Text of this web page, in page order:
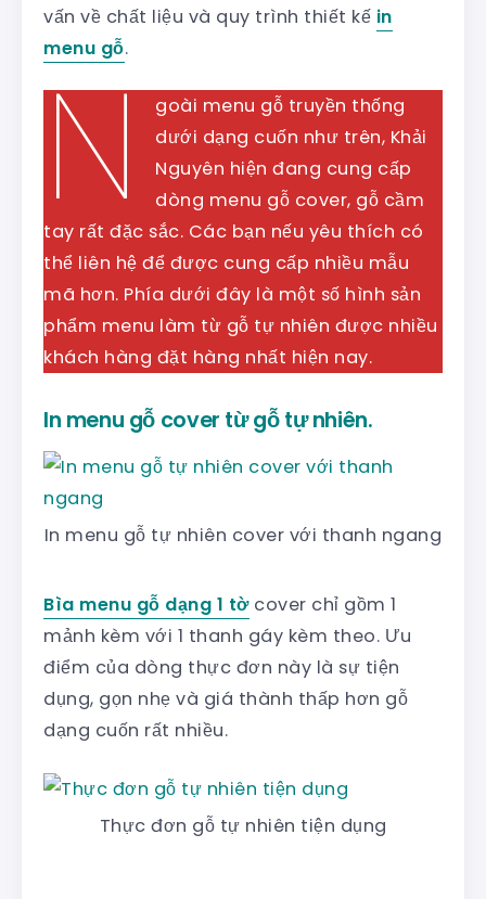
vấn về chất liệu và quy trình thiết kế in
menu gỗ.
N
goài menu gỗ truyền thống
dưới dạng cuốn như trên, Khải
Nguyên hiện đang cung cấp
dòng menu gỗ cover, gỗ cầm
tay rất đặc sắc. Các bạn nếu yêu thích có
thể liên hệ để được cung cấp nhiều mẫu
mã hơn. Phía dưới đây là một số hình sản
phẩm menu làm từ gỗ tự nhiên được nhiều
khách hàng đặt hàng nhất hiện nay.
In menu gỗ cover từ gỗ tự nhiên.
In menu gỗ tự nhiên cover với thanh ngang
Bìa menu gỗ dạng 1 tờcover chỉ gồm 1
mảnh kèm với 1 thanh gáy kèm theo. Ưu
điểm của dòng thực đơn này là sự tiện
dụng, gọn nhẹ và giá thành thấp hơn gỗ
dạng cuốn rất nhiều.
Thực đơn gỗ tự nhiên tiện dụng